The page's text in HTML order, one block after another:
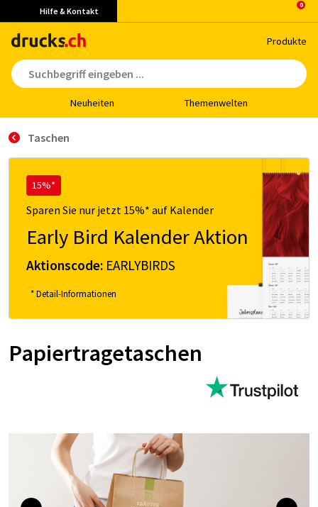
Hilfe & Kontakt
Pro­duk­te
Neu­hei­ten The­men­wel­ten
Taschen
15%*
Sparen Sie nur jetzt 15%* auf Kalender
Early Bird Kalender Aktion
Aktionscode: EARLYBIRDS
* Detail-Informationen
Papiertragetaschen